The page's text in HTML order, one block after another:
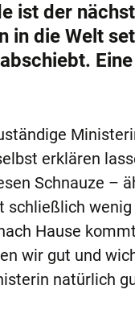
ist der
in die Welt
erklären
Schnauze –
schließlich
Hause
wir gut und
natürlich